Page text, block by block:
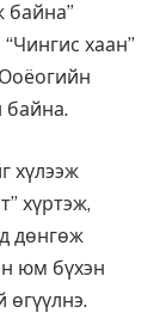
байна”
хаан”
байна.
хүлээж
хүртэж,
дөнгөж
юм бүхэн
өгүүлнэ.